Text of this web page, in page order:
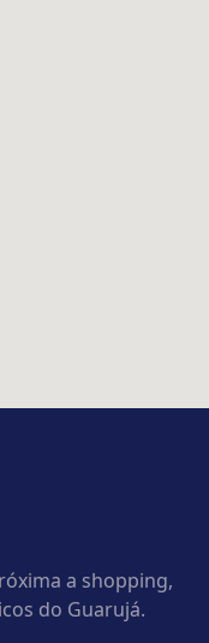
a shopping,
do Guarujá.